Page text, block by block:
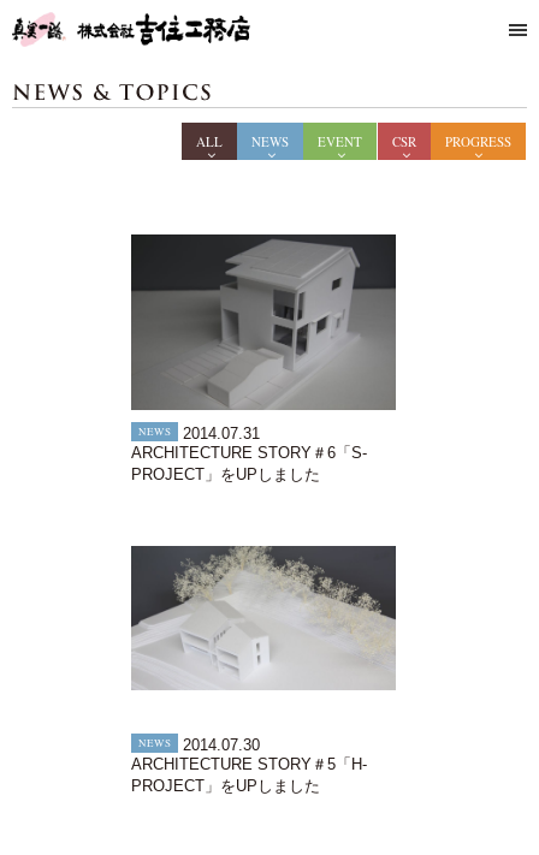
PROGRESS
CSR
EVENT
NEWS
ALL
NEWS
2014.07.31
ARCHITECTURE STORY＃6「S-
PROJECT」をUPしました
NEWS
2014.07.30
ARCHITECTURE STORY＃5「H-
PROJECT」をUPしました